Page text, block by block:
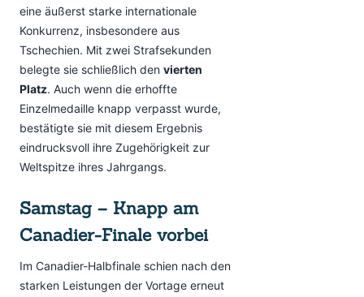
eine äußerst starke internationale
Konkurrenz, insbesondere aus
Tschechien. Mit zwei Strafsekunden
belegte sie schließlich den vierten
Platz. Auch wenn die erhoffte
Einzelmedaille knapp verpasst wurde,
bestätigte sie mit diesem Ergebnis
eindrucksvoll ihre Zugehörigkeit zur
Weltspitze ihres Jahrgangs.
Samstag – Knapp am
Canadier-Finale vorbei
Im Canadier-Halbfinale schien nach den
starken Leistungen der Vortage erneut